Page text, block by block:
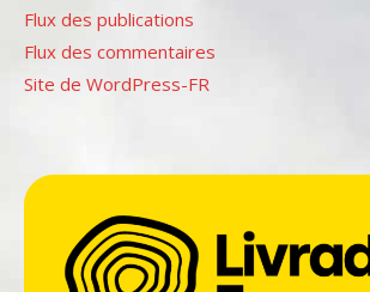
Flux des publications
Flux des commentaires
Site de WordPress-FR